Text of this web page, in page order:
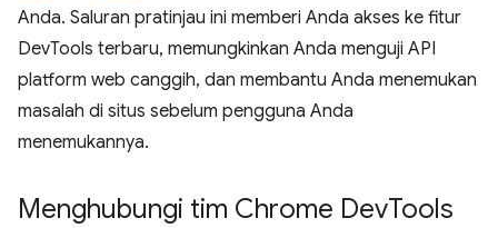
Anda. Saluran pratinjau ini memberi Anda akses ke fitur
DevTools terbaru, memungkinkan Anda menguji API
platform web canggih, dan membantu Anda menemukan
masalah di situs sebelum pengguna Anda
menemukannya.
Menghubungi tim Chrome DevTools